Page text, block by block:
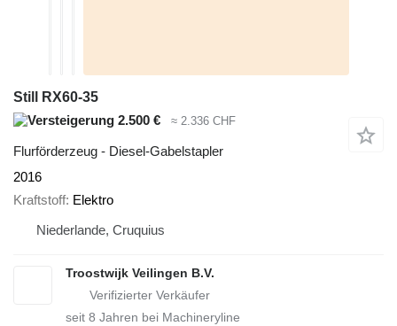
Still RX60-35
2.500 €
≈ 2.336 CHF
Flurförderzeug - Diesel-Gabelstapler
2016
Kraftstoff Elektro
Niederlande, Cruquius
Troostwijk Veilingen B.V.
seit 8 Jahren bei Machineryline